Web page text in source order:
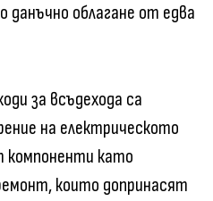
данъчно облагане от едва
за всъдехода са
на електрическото
компоненти като
които допринасят